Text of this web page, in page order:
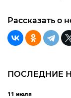
Рассказать о
ПОСЛЕДНИЕ
11 июля